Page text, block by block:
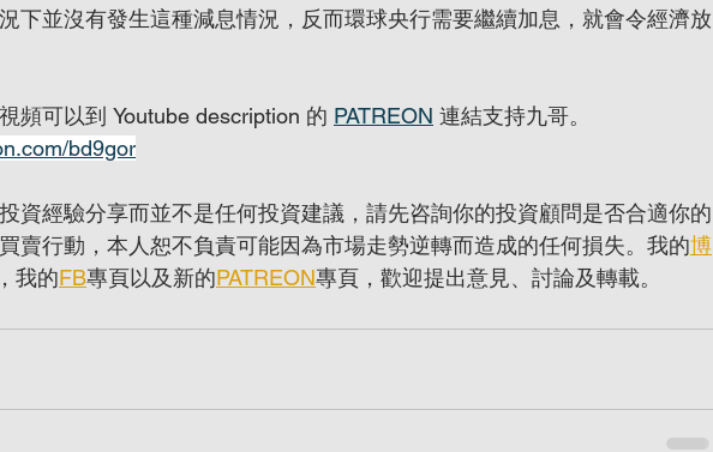
下並沒有發生這種減息情況，反而環球央行需要繼續加息，就會令經濟放
頻可以到 Youtube description 的 PATREON 連結支持九哥。
bd9gor
資經驗分享而並不是任何投資建議，請先咨詢你的投資顧問是否合適你的
賣行動，本人恕不負責可能因為市場走勢逆轉而造成的任何損失。我的博
，我的FB專頁以及新的PATREON專頁，歡迎提出意見、討論及轉載。